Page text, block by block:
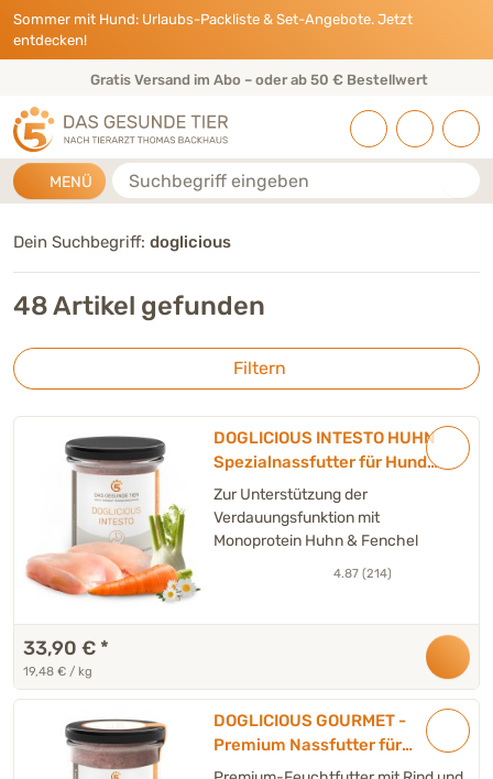
Direkt zu:
INHALT
HAUPTMENÜ
FOOTER
Sommer mit Hund: Urlaubs-Packliste & Set-Angebote. Jetzt
entdecken!
Gratis Versand im Abo – oder ab 50 € Bestellwert
MENÜ Suche
Dein Suchbegriff: doglicious
48 Artikel gefunden
Filtern
DOGLICIOUS INTESTO HUHN
Spezialnassfutter für Hunde
mit erhöhter Magen-Darm-
Sensibilität - 6 x 290 g
Zur Unterstützung der
Verdauungsfunktion mit
Monoprotein Huhn & Fenchel
4.87 (214)
33,90 € *
19,48 € / kg
DOGLICIOUS GOURMET -
Premium Nassfutter für
Hunde mit Rind &